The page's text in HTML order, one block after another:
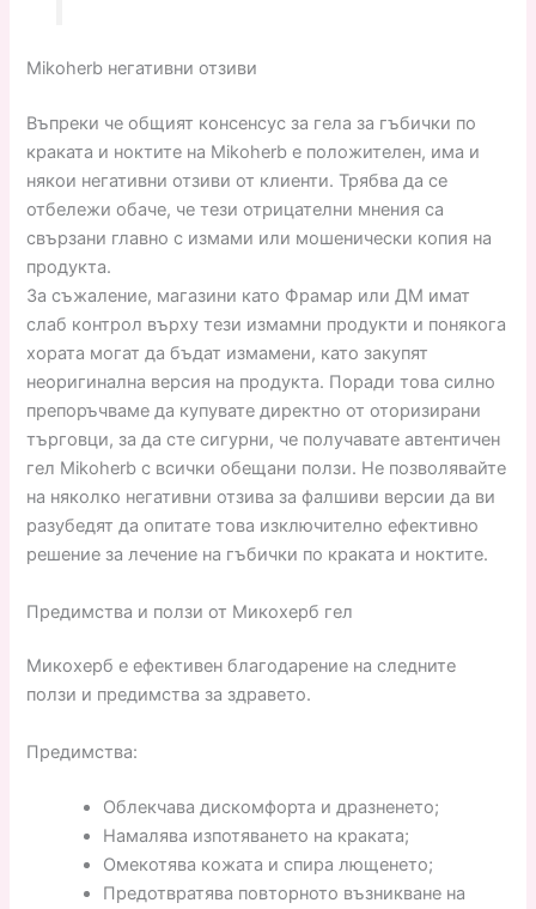
Mikoherb негативни отзиви
Въпреки че общият консенсус за гела за гъбички по
краката и ноктите на Mikoherb е положителен, има и
някои негативни отзиви от клиенти. Трябва да се
отбележи обаче, че тези отрицателни мнения са
свързани главно с измами или мошенически копия на
продукта.
За съжаление, магазини като Фрамар или ДМ имат
слаб контрол върху тези измамни продукти и понякога
хората могат да бъдат измамени, като закупят
неоригинална версия на продукта. Поради това силно
препоръчваме да купувате директно от оторизирани
търговци, за да сте сигурни, че получавате автентичен
гел Mikoherb с всички обещани ползи. Не позволявайте
на няколко негативни отзива за фалшиви версии да ви
разубедят да опитате това изключително ефективно
решение за лечение на гъбички по краката и ноктите.
Предимства и ползи от Микохерб гел
Микохерб е ефективен благодарение на следните
ползи и предимства за здравето.
Предимства:
Облекчава дискомфорта и дразненето;
Намалява изпотяването на краката;
Омекотява кожата и спира лющенето;
Предотвратява повторното възникване на